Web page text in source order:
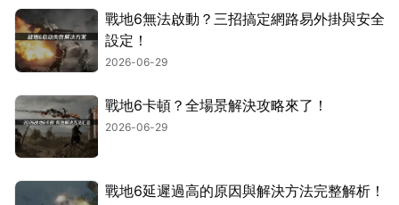
戰地6無法啟動？三招搞定網路易外掛與安全
設定！
2026-06-29
戰地6卡頓？全場景解決攻略來了！
2026-06-29
戰地6延遲過高的原因與解決方法完整解析！